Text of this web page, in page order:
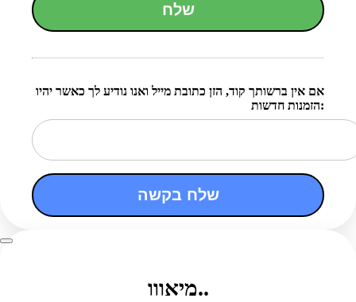
שלח
אם אין ברשותך קוד, הזן כתובת מייל ואנו נודיע לך כאשר יהיו
הזמנות חדשות:
שלח בקשה
מיאווו..